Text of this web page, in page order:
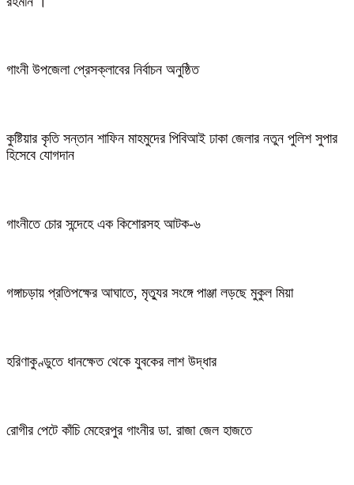
গাংনী উপজেলা প্রেসক্লাবের নির্বাচন অনুষ্ঠিত
কুষ্টিয়ার কৃতি সন্তান শাফিন মাহমুদের পিবিআই ঢাকা জেলার নতুন পুলিশ সুপার
হিসেবে যোগদান
গাংনীতে চোর সন্দেহে এক কিশোরসহ আটক-৬
গঙ্গাচড়ায় প্রতিপক্ষের আঘাতে, মৃত্যুর সংঙ্গে পাঞ্জা লড়ছে মুকুল মিয়া
হরিণাকুণ্ডুতে ধানক্ষেত থেকে যুবকের লাশ উদ্ধার
রোগীর পেটে কাঁচি মেহেরপুর গাংনীর ডা. রাজা জেল হাজতে